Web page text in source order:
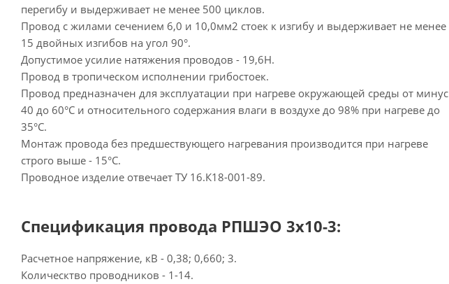
перегибу и выдерживает не менее 500 циклов.
Провод с жилами сечением 6,0 и 10,0мм2 стоек к изгибу и выдерживает не менее
15 двойных изгибов на угол 90°.
Допустимое усилие натяжения проводов - 19,6Н.
Провод в тропическом исполнении грибостоек.
Провод предназначен для эксплуатации при нагреве окружающей среды от минус
40 до 60°С и относительного содержания влаги в воздухе до 98% при нагреве до
35°С.
Монтаж провода без предшествующего нагревания производится при нагреве
строго выше - 15°С.
Проводное изделие отвечает ТУ 16.К18-001-89.
Спецификация провода РПШЭО 3х10-3:
Расчетное напряжение, кВ - 0,38; 0,660; 3.
Колическтво проводников - 1-14.